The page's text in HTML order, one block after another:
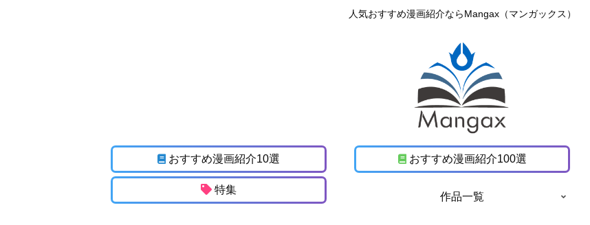
人気おすすめ漫画紹介ならMangax（マンガックス）
おすすめ漫画紹介10選 おすすめ漫画紹介100選
特集
作品一覧